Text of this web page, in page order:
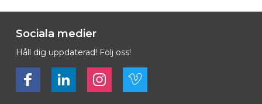
Sociala medier
Håll dig uppdaterad! Följ oss!
Bekijk ons op FacebookBekijk ons op LinkedInBekijk ons op LinkedInBekijk ons op Vimeo